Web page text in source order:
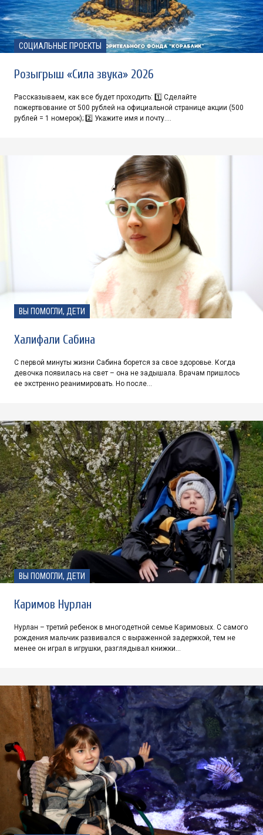
СОЦИАЛЬНЫЕ ПРОЕКТЫ
Розыгрыш «Сила звука» 2026
Рассказываем, как все будет проходить: 1️⃣ Сделайте
пожертвование от 500 рублей на официальной странице акции (500
рублей = 1 номерок); 2️⃣ Укажите имя и почту.…
ВЫ ПОМОГЛИ, ДЕТИ
Халифали Сабина
С первой минуты жизни Сабина борется за свое здоровье. Когда
девочка появилась на свет – она не задышала. Врачам пришлось
ее экстренно реанимировать. Но после…
ВЫ ПОМОГЛИ, ДЕТИ
Каримов Нурлан
Нурлан – третий ребенок в многодетной семье Каримовых. С самого
рождения мальчик развивался с выраженной задержкой, тем не
менее он играл в игрушки, разглядывал книжки…